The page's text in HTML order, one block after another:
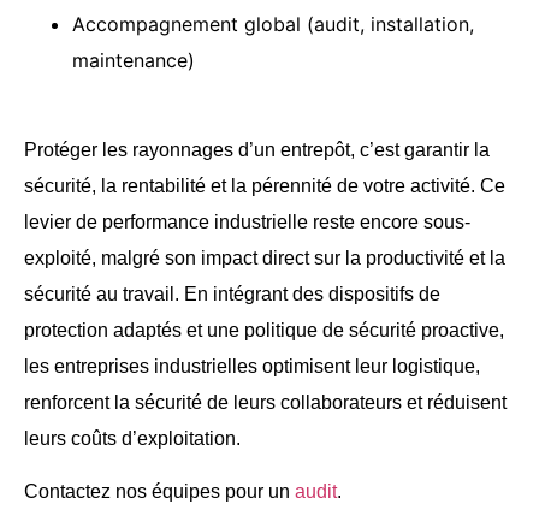
Accompagnement global (audit, installation,
maintenance)
Protéger les rayonnages d’un entrepôt, c’est garantir la
sécurité, la rentabilité et la pérennité de votre activité. Ce
levier de performance industrielle reste encore sous-
exploité, malgré son impact direct sur la productivité et la
sécurité au travail. En intégrant des dispositifs de
protection adaptés et une politique de sécurité proactive,
les entreprises industrielles optimisent leur logistique,
renforcent la sécurité de leurs collaborateurs et réduisent
leurs coûts d’exploitation.
Contactez nos équipes pour un audit.